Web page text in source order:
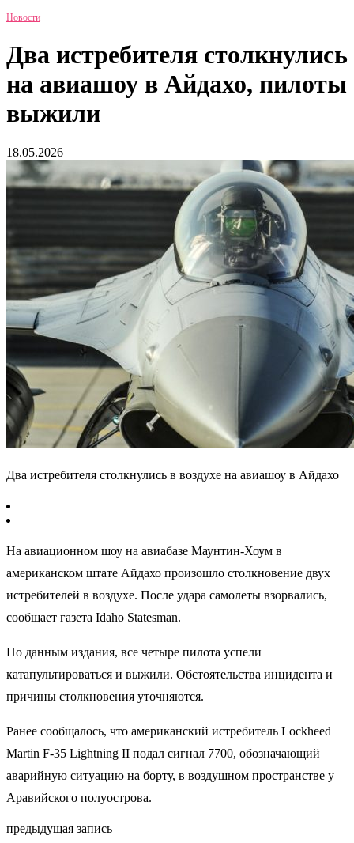
Новости
Два истребителя столкнулись
на авиашоу в Айдахо, пилоты
выжили
18.05.2026
Два истребителя столкнулись в воздухе на авиашоу в Айдахо
На авиационном шоу на авиабазе Маунтин-Хоум в
американском штате Айдахо произошло столкновение двух
истребителей в воздухе. После удара самолеты взорвались,
сообщает газета Idaho Statesman.
По данным издания, все четыре пилота успели
катапультироваться и выжили. Обстоятельства инцидента и
причины столкновения уточняются.
Ранее сообщалось, что американский истребитель Lockheed
Martin F-35 Lightning II подал сигнал 7700, обозначающий
аварийную ситуацию на борту, в воздушном пространстве у
Аравийского полуострова.
предыдущая запись